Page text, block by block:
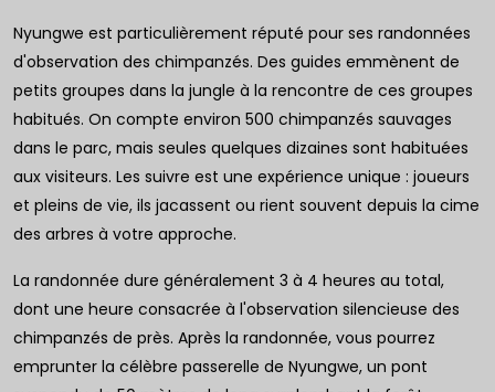
Nyungwe est particulièrement réputé pour ses randonnées
d'observation des chimpanzés. Des guides emmènent de
petits groupes dans la jungle à la rencontre de ces groupes
habitués. On compte environ 500 chimpanzés sauvages
dans le parc, mais seules quelques dizaines sont habituées
aux visiteurs. Les suivre est une expérience unique : joueurs
et pleins de vie, ils jacassent ou rient souvent depuis la cime
des arbres à votre approche.
La randonnée dure généralement 3 à 4 heures au total,
dont une heure consacrée à l'observation silencieuse des
chimpanzés de près. Après la randonnée, vous pourrez
emprunter la célèbre passerelle de Nyungwe, un pont